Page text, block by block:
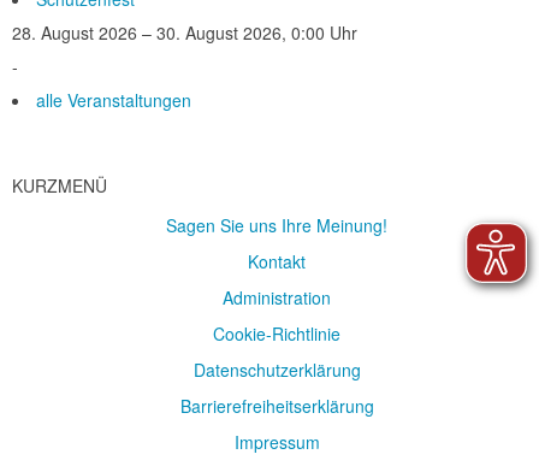
28. August 2026 – 30. August 2026, 0:00 Uhr
-
alle Veranstaltungen
KURZMENÜ
Sagen Sie uns Ihre Meinung!
Kontakt
Administration
Cookie-Richtlinie
Datenschutzerklärung
Barrierefreiheitserklärung
Impressum